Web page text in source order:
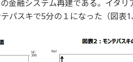
金融システム再建である。イタ
パスキで5分の１になった（図表1